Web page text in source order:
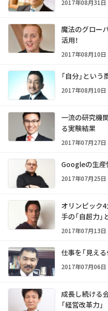
2017年08月31
魔法のグロー
活用！
2017年08月10
「自分」という
2017年08月10
一流の研究機
る実験結果
2017年07月27
Googleの生産
2017年07月25
オリンピック
手の「自超力」
2017年07月13
仕事を「見え
2017年07月06
成長し続ける
「経営改革力」